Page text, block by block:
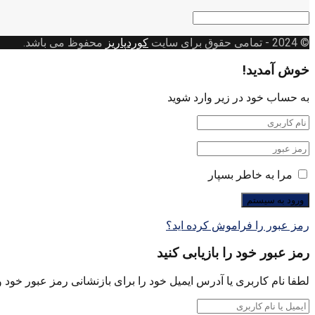
دسته
© 2024
- تمامی حقوق برای سایت کوردپاریز محفوظ می باشد.
خوش آمدید!
به حساب خود در زیر وارد شوید
مرا به خاطر بسپار
رمز عبور را فراموش کرده اید؟
رمز عبور خود را بازیابی کنید
لطفا نام کاربری یا آدرس ایمیل خود را برای بازنشانی رمز عبور خود